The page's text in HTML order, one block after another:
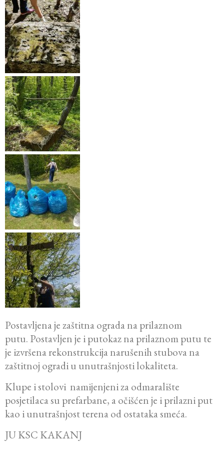
Postavljena je zaštitna ograda na prilaznom
putu. Postavljen je i putokaz na prilaznom putu te
je izvršena rekonstrukcija narušenih stubova na
zaštitnoj ogradi u unutrašnjosti lokaliteta.
Klupe i stolovi namijenjeni za odmaralište
posjetilaca su prefarbane, a očišćen je i prilazni put
kao i unutrašnjost terena od ostataka smeća.
JU KSC KAKANJ